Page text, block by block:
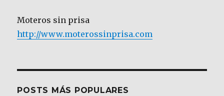
Moteros sin prisa
http://www.moterossinprisa.com
POSTS MÁS POPULARES